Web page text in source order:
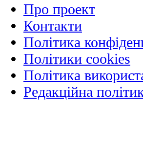
Про проект
Контакти
Політика
Політики cookies
Політика
Редакційна